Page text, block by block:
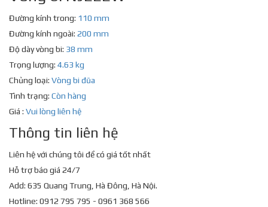
Đường kính trong: 110 mm
Đường kính ngoài: 200 mm
Độ dày vòng bi: 38 mm
Trọng lượng: 4.63 kg
Chủng loại: Vòng bi đũa
Tình trạng: Còn hàng
Giá : Vui lòng liên hệ
Thông tin liên hệ
Liên hệ với chúng tôi để có giá tốt nhất
Hỗ trợ báo giá 24/7
Add: 635 Quang Trung, Hà Đông, Hà Nội.
Hotline: 0912 795 795 - 0961 368 566